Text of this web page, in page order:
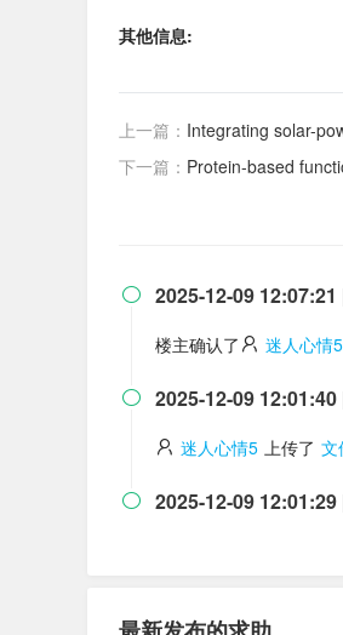
其他信息:
上一篇： Integrating solar-
下一篇： Protein-based
 2025-12-09
楼主确认了 迷人心情5
 2025-12-09
迷人心情5 上传了 文
 2025-12-09